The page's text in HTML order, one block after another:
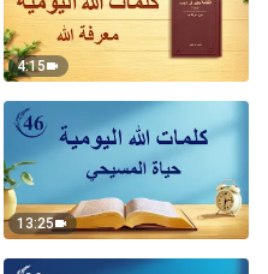
4:15
13:25